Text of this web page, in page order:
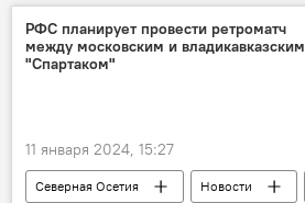
Доллар
РФС планирует провести ретроматч
между московским и владикавказским
"Спартаком"
11 января 2024, 15:27
Северная Осетия Новости